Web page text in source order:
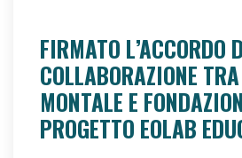
FIRMATO L’ACCORDO
COLLABORAZIONE
MONTALE E
PROGETTO EOLAB